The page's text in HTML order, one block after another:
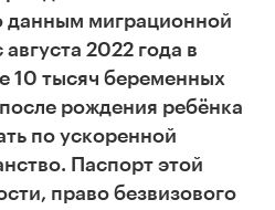
данным миграционной
2022 года в
10 тысяч беременных
рождения ребёнка
по ускоренной
Паспорт этой
право безвизового